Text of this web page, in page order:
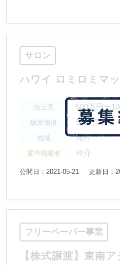
サロン
ハワイ ロミロミマ
売上高 500万円〜
譲渡価格 950万円〜
地域 海外
案件掲載者 仲介
公開日：2021-05-21 更新日：
フリーペーパー事業
【株式譲渡】東南